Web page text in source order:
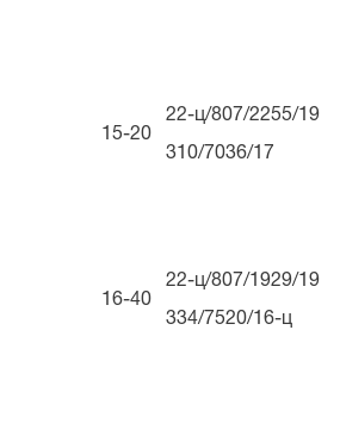
15-20
22-ц/807/2255/19
310/7036/17
16-40
22-ц/807/1929/19
334/7520/16-ц